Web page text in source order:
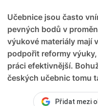
Učebnice jsou často
pevných bodů v
výukové materiály mají
podpořit reformy
práci efektivnější.
českých učebnic tomu
Přidat mezi